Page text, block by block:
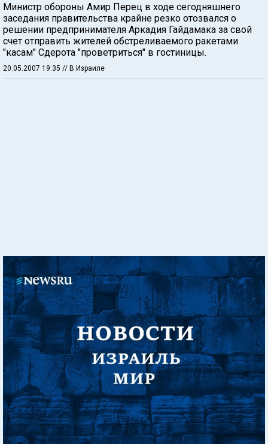
Министр обороны Амир Перец в ходе сегодняшнего
заседания правительства крайне резко отозвался о
решении предпринимателя Аркадия Гайдамака за свой
счет отправить жителей обстреливаемого ракетами
"касам" Сдерота "проветриться" в гостиницы.
20.05.2007 19:35 // В Израиле